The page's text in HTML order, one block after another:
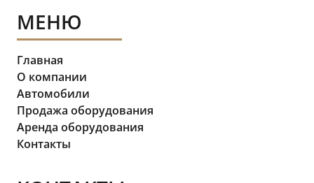
МЕНЮ
Главная
О компании
Автомобили
Продажа оборудования
Аренда оборудования
Контакты